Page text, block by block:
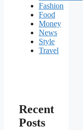
Fashion
Food
Money
News
Style
Travel
Recent
Posts